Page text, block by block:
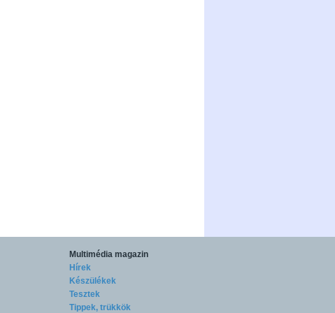
Multimédia magazin
Hírek
Készülékek
Tesztek
Tippek, trükkök